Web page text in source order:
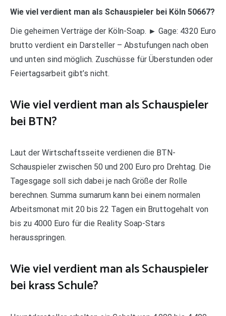
Wie viel verdient man als Schauspieler bei Köln 50667?
Die geheimen Verträge der Köln-Soap. ► Gage: 4320 Euro
brutto verdient ein Darsteller – Abstufungen nach oben
und unten sind möglich. Zuschüsse für Überstunden oder
Feiertagsarbeit gibt’s nicht.
Wie viel verdient man als Schauspieler
bei BTN?
Laut der Wirtschaftsseite verdienen die BTN-
Schauspieler zwischen 50 und 200 Euro pro Drehtag. Die
Tagesgage soll sich dabei je nach Größe der Rolle
berechnen. Summa sumarum kann bei einem normalen
Arbeitsmonat mit 20 bis 22 Tagen ein Bruttogehalt von
bis zu 4000 Euro für die Reality Soap-Stars
herausspringen.
Wie viel verdient man als Schauspieler
bei krass Schule?